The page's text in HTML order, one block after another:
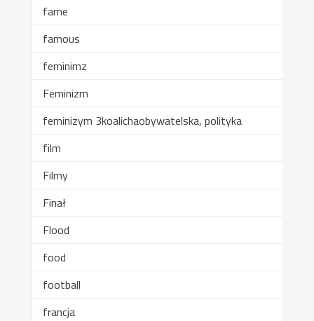
fame
famous
feminimz
Feminizm
feminizym 3koalichaobywatelska, polityka
film
Filmy
Finał
Flood
food
football
francja